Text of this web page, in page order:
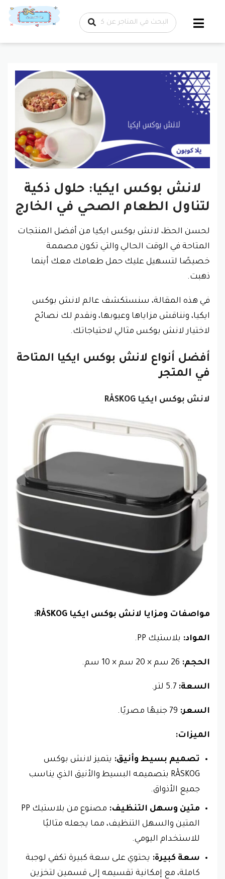
تخطي إلى
المحتوى
لانش بوكس ايكيا: حلول ذكية
لتناول الطعام الصحي في الخارج
لحسن الحظ، لانش بوكس ايكيا من أفضل المنتجات
المتاحة في الوقت الحالي والتي تكون مصممة
خصيصًا لتسهيل عليك حمل طعامك معك أينما
ذهبت.
في هذه المقالة، سنستكشف عالم لانش بوكس
ايكيا، ونناقش مزاياها وعيوبها، ونقدم لك نصائح
لاختيار لانش بوكس مثالي لاحتياجاتك.
أفضل أنواع لانش بوكس ايكيا المتاحة
في المتجر
لانش بوكس ايكيا RÅSKOG
مواصفات ومزايا لانش بوكس ايكيا RÅSKOG:
المواد: بلاستيك PP.
الحجم:
السعة:
السعر:
الميزات:
تصميم بسيط وأنيق: يتميز لانش بوكس
RÅSKOG بتصميمه البسيط والأنيق الذي يناسب
جميع الأذواق.
متين وسهل التنظيف:
مصنوع من بلاستيك PP
المتين والسهل التنظيف، مما يجعله مثاليًا
للاستخدام اليومي.
سعة كبيرة: يحتوي على سعة كبيرة تكفي لوجبة
كاملة، مع إمكانية تقسيمه إلى قسمين لتخزين